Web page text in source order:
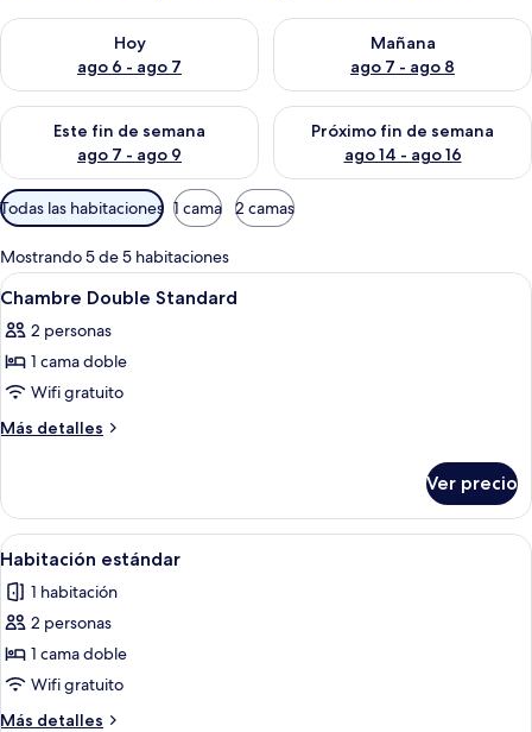
Hoy
ago 6 - ago 7
Consulta la disponibilidad para hoy ago 6 - ago 7
Mañana
ago 7 - ago 8
Consulta la disponibilidad
Este fin de semana
ago 7 - ago 9
Consulta la disponibilidad para este fin de semana ago 7 -
Próximo fin de semana
ago 14 - ago 16
Consulta la disponibilidad
Filtros
disponibles
para
las
habitaciones
Todas las habitaciones 1 cama 2 camas
Mostrando 5 de 5 habitaciones
Abrir
todas
las
fotos
de
Chambre
Un dormitorio con cama,
5
Chambre Double Standard
2 personas
1 cama doble
Wifi gratuito
Más detalles
Más
Double
Standard
Ver precio
Abrir
todas
las
fotos
de
Habitación
estándar
Amplia sala de estar con una cama
5
Habitación estándar
1 habitación
2 personas
1 cama doble
Wifi gratuito
Más detalles
Más